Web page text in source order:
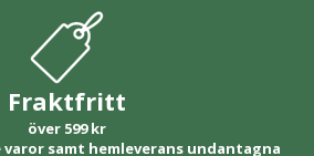
Fraktfritt
över 599 kr
varor samt hemleverans undantagna